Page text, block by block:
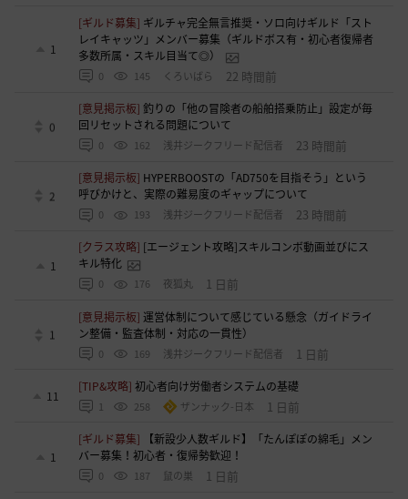
1
[ギルド募集] ギルチャ完全無言推奨・ソロ向けギルド「スト
レイキャッツ」メンバー募集（ギルドボス有・初心者復帰者
多数所属・スキル目当て◎）
0 145 くろいばら 22 時間前
0
[意見掲示板]釣りの「他の冒険者の船舶搭乗防止」設定が毎
回リセットされる問題について
0 162 浅井ジークフリード配信者 23 時間前
2
[意見掲示板] HYPERBOOSTの「AD750を目指そう」という
呼びかけと、実際の難易度のギャップについて
0 193 浅井ジークフリード配信者 23 時間前
1
[クラス攻略] [エージェント攻略]スキルコンボ動画並びにス
キル特化
0 176 夜狐丸 1 日前
1
[意見掲示板]運営体制について感じている懸念（ガイドライ
ン整備・監査体制・対応の一貫性）
0 169 浅井ジークフリード配信者 1 日前
11
[TIP&攻略]初心者向け労働者システムの基礎
1 258 ザンナック-日本 1 日前
1
[ギルド募集]
【新設少人数ギルド】「たんぽぽの綿毛」メン
バー募集！初心者・復帰勢歓迎！
0 187 鼠の巣 1 日前